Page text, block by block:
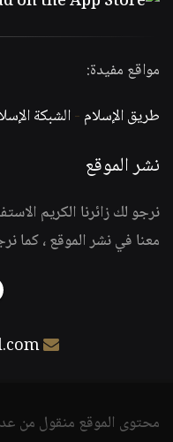
مواقع مفيدة:
طريق الإسلام -الشبكة
نشر الموقع
نرجو لك زائرنا الكريم
معنا في نشر الموقع ، كما
محتوى الموقع منقول من